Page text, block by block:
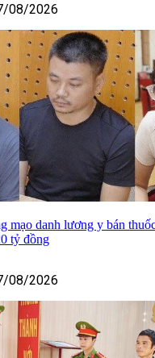
08/2026
mạo danh lương y bán
tỷ đồng
08/2026